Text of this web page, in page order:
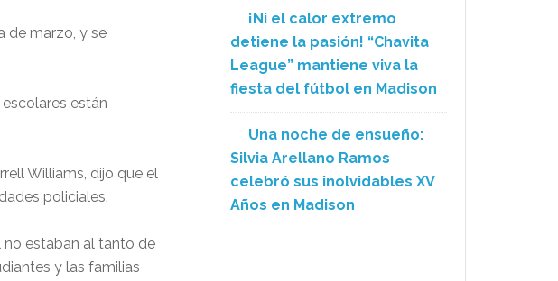
de marzo, y se
están
Williams, dijo que el
policiales.
no estaban al tanto de
y las familias
¡Ni el calor extremo
detiene la pasión! “Chavita
League” mantiene viva la
fiesta del fútbol en Madison
Una noche de ensueño:
Silvia Arellano Ramos
celebró sus inolvidables XV
Años en Madison